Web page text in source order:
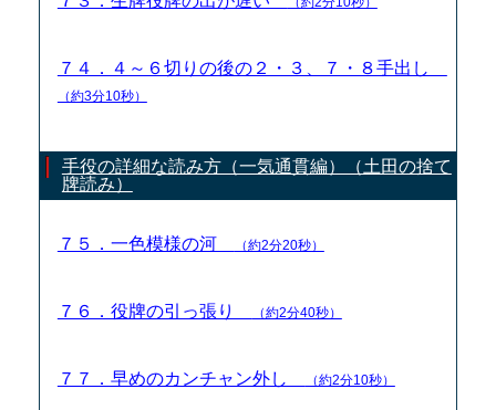
７４．４～６切りの後の２・３、７・８手出し
（約3分10秒）
手役の詳細な読み方（一気通貫編）（土田の捨て
牌読み）
７５．一色模様の河 （約2分20秒）
７６．役牌の引っ張り （約2分40秒）
７７．早めのカンチャン外し （約2分10秒）